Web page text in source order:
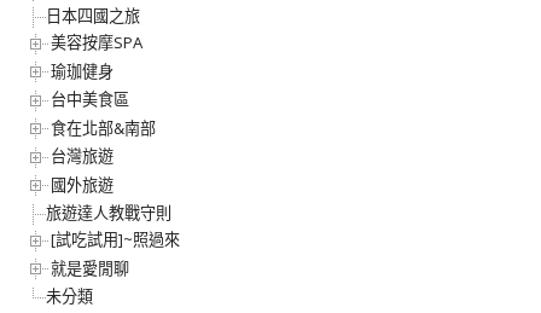
日本四國之旅
美容按摩SPA
瑜珈健身
台中美食區
食在北部&南部
台灣旅遊
國外旅遊
旅遊達人教戰守則
[試吃試用]~照過來
就是愛閒聊
未分類